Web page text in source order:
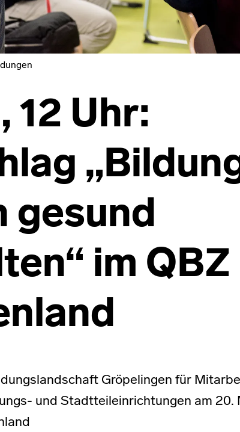
12 Uhr:
gesund
im QBZ
Gröpelingen für
und Stadtteileinrichtungen am 20.